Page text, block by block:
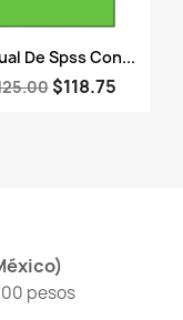
Vista rápida
De Spss Con...
$118.75
pesos